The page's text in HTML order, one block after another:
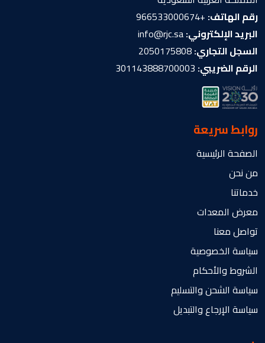
رقم الهاتف: +966533000674
البريد الإلكتروني:info@rjc.sa
السجل التجاري:
الرقم الضريبي:
روابط سريعة
الصفحة الرئيسية
من نحن
خدماتنا
معرض المعدات
تواصل معنا
سياسة الخصوصية
الشروط والأحكام
سياسة الشحن والتسليم
سياسة الإرجاع والتبديل